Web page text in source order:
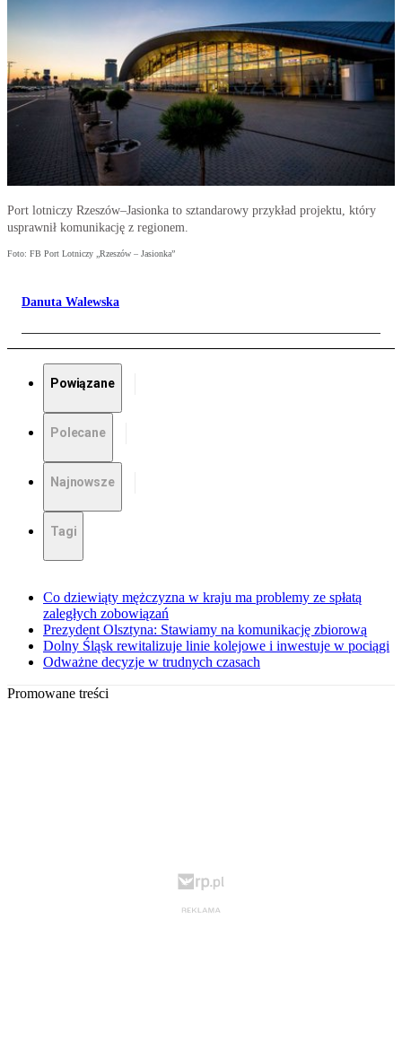
Port lotniczy Rzeszów–Jasionka to sztandarowy przykład projektu, który
usprawnił komunikację z regionem.
Foto: FB Port Lotniczy „Rzeszów – Jasionka”
Danuta Walewska
Powiązane
Polecane
Najnowsze
Tagi
Co dziewiąty mężczyzna w kraju ma problemy ze spłatą
zaległych zobowiązań
Prezydent Olsztyna: Stawiamy na komunikację zbiorową
Dolny Śląsk rewitalizuje linie kolejowe i inwestuje w pociągi
Odważne decyzje w trudnych czasach
Promowane treści